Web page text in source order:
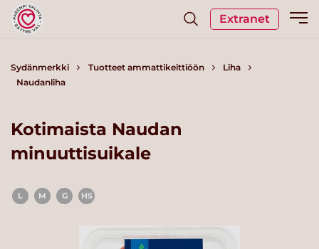
Extranet
Sydänmerkki Tuotteet ammattikeittiöön
Liha
Naudanliha
Kotimaista Naudan
minuuttisuikale
L M G HS